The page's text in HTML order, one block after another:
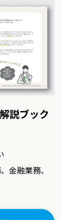
説ブック
金融業務、